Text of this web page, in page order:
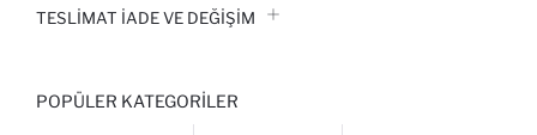
TESLIMAT İADE VE DEĞIŞIM
POPÜLER KATEGORILER